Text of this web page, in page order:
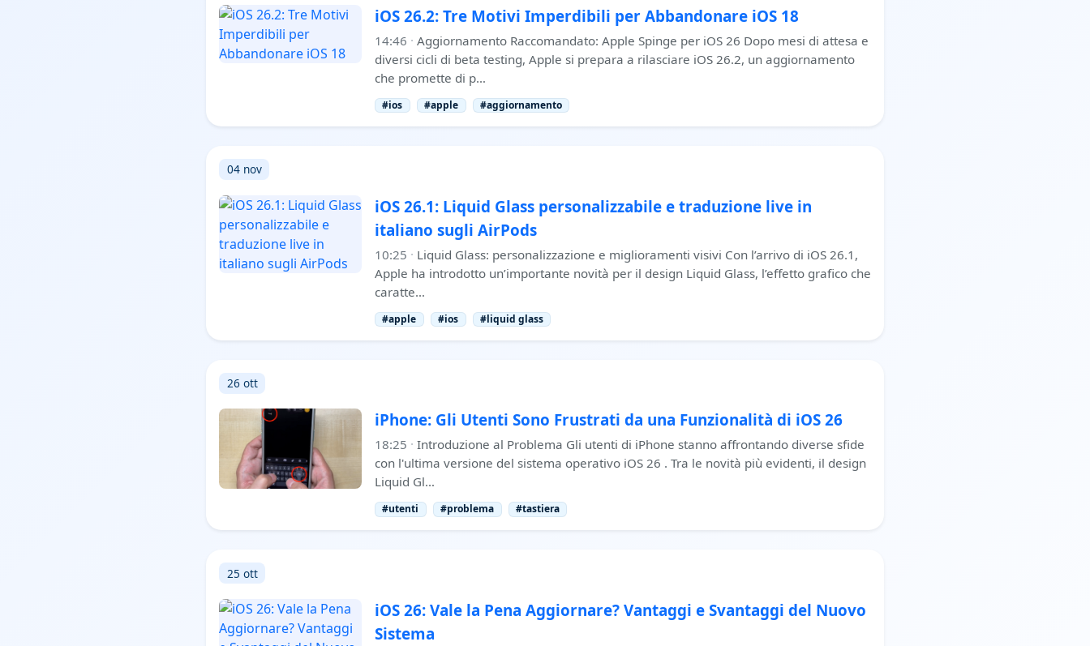
iOS 26.2: Tre Motivi Imperdibili per Abbandonare iOS 18
14:46 · Aggiornamento Raccomandato: Apple Spinge per iOS 26 Dopo mesi di attesa e
diversi cicli di beta testing, Apple si prepara a rilasciare iOS 26.2, un aggiornamento
che promette di p…
#ios #apple #aggiornamento
04 nov
iOS 26.1: Liquid Glass personalizzabile e traduzione live in
italiano sugli AirPods
10:25 · Liquid Glass: personalizzazione e miglioramenti visivi Con l’arrivo di iOS 26.1,
Apple ha introdotto un’importante novità per il design Liquid Glass, l’effetto grafico che
caratte…
#apple #ios #liquid glass
26 ott
iPhone: Gli Utenti Sono Frustrati da una Funzionalità di iOS 26
18:25 · Introduzione al Problema Gli utenti di iPhone stanno affrontando diverse sfide
con l'ultima versione del sistema operativo iOS 26 . Tra le novità più evidenti, il design
Liquid Gl…
#utenti #problema #tastiera
25 ott
iOS 26: Vale la Pena Aggiornare? Vantaggi e Svantaggi del Nuovo
Sistema